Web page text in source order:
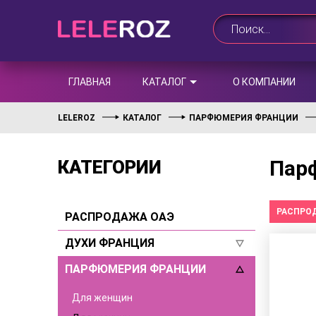
ГЛАВНАЯ КАТАЛОГ О КОМПАНИИ
LELEROZ КАТАЛОГ ПАРФЮМЕРИЯ ФРАНЦИИ
КАТЕГОРИИ
РАСПРОДАЖА ОАЭ
ДУХИ ФРАНЦИЯ
Для женщин
Для мужчин
Селективы
ПАРФЮМЕРИЯ ФРАНЦИИ
Для женщин